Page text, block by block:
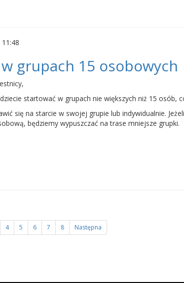
grupach 15 osobowych
startować w grupach nie większych niż 15 osób,
się na starcie w swojej grupie lub indywidualnie.
będziemy wypuszczać na trase mniejsze grupki.
4 5 6 7 8 Następna